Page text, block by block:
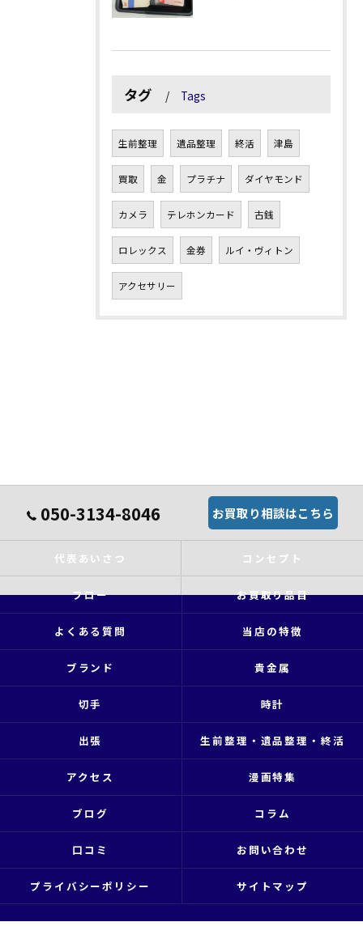
タグ Tags
生前整理 遺品整理 終活 津島
買取 金 プラチナ ダイヤモンド
カメラ テレホンカード 古銭
ロレックス 金券 ルイ・ヴィトン
アクセサリー
050-3134-8046 お買取り相談はこちら
代表あいさつ コンセプト
フロー お買取り品目
よくある質問 当店の特徴
ブランド 貴金属
切手 時計
出張 生前整理・遺品整理・終活
アクセス 漫画特集
ブログ コラム
口コミ お問い合わせ
プライバシーポリシー サイトマップ